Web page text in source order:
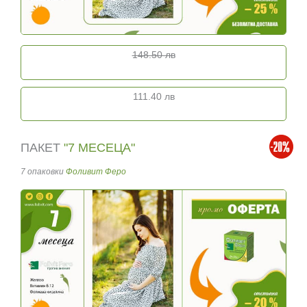
148.50 лв
111.40 лв
ПАКЕТ "7 МЕСЕЦА"
7 опаковки Фоливит Феро